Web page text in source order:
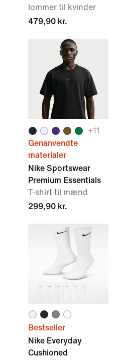
lommer til kvinder
479,90 kr.
+11
Genanvendte
materialer
Nike Sportswear
Premium Essentials
T-shirt til mænd
299,90 kr.
Bestseller
Nike Everyday
Cushioned